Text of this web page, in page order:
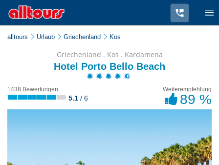
alltours Urlaub Griechenland Kos
Griechenland . Kos . Kardamena
Hotel Porto Bello Beach
1438 Bewertungen
5.1 / 6
Weiterempfehlung
89 %